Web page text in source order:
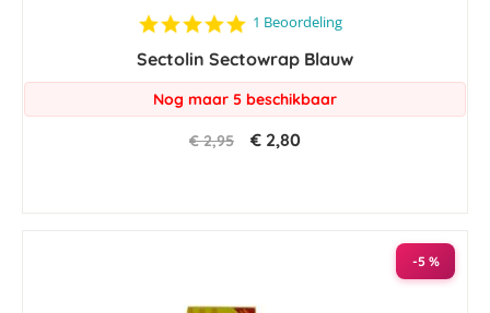
5.0
rating
1 Beoordeling
Sectolin Sectowrap Blauw
Nog maar 5 beschikbaar
€ 2,95 € 2,80
-5 %